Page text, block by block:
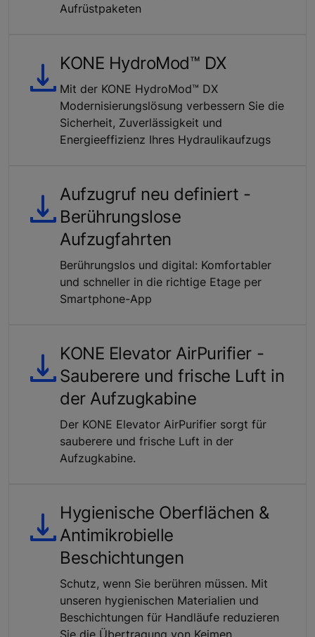
Aufrüstpaketen
KONE HydroMod™ DX
Mit der KONE HydroMod™ DX
Modernisierungslösung verbessern Sie die
Sicherheit, Zuverlässigkeit und
Energieeffizienz Ihres Hydraulikaufzugs
Aufzugruf neu definiert -
Berührungslose
Aufzugfahrten
Berührungslos und digital: Komfortabler
und schneller in die richtige Etage per
Smartphone-App
KONE Elevator AirPurifier -
Sauberere und frische Luft in
der Aufzugkabine
Der KONE Elevator AirPurifier sorgt für
sauberere und frische Luft in der
Aufzugkabine.
Hygienische Oberflächen &
Antimikrobielle
Beschichtungen
Schutz, wenn Sie berühren müssen. Mit
unseren hygienischen Materialien und
Beschichtungen für Handläufe reduzieren
Sie die Übertragung von Keimen.